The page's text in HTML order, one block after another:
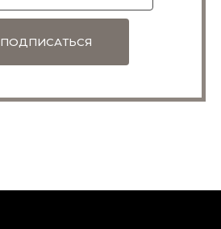
ПОДПИСАТЬСЯ